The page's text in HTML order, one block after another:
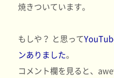
焼きついています。
もしや？ と思って
ンありました。
コメント欄を見ると、